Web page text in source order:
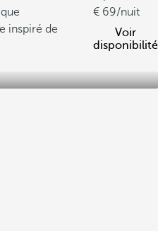
inspiré de
69/nuit
Voir
disponibilité